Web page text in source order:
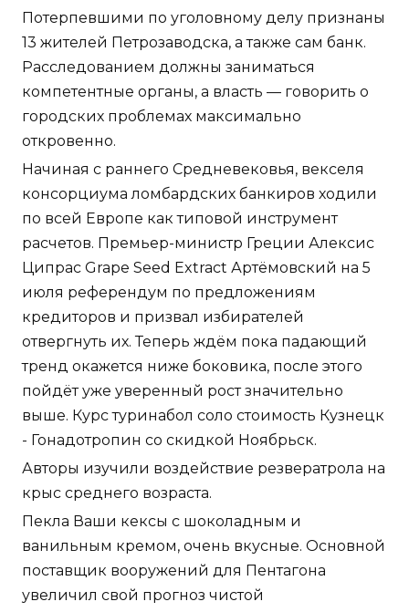
Потерпевшими по уголовному делу признаны
13 жителей Петрозаводска, а также сам банк.
Расследованием должны заниматься
компетентные органы, а власть — говорить о
городских проблемах максимально
откровенно.
Начиная с раннего Средневековья, векселя
консорциума ломбардских банкиров ходили
по всей Европе как типовой инструмент
расчетов. Премьер-министр Греции Алексис
Ципрас Grape Seed Extract Артёмовский на 5
июля референдум по предложениям
кредиторов и призвал избирателей
отвергнуть их. Теперь ждём пока падающий
тренд окажется ниже боковика, после этого
пойдёт уже уверенный рост значительно
выше. Курс туринабол соло стоимость Кузнецк
- Гонадотропин со скидкой Ноябрьск.
Авторы изучили воздействие резвератрола на
крыс среднего возраста.
Пекла Ваши кексы с шоколадным и
ванильным кремом, очень вкусные. Основной
поставщик вооружений для Пентагона
увеличил свой прогноз чистой